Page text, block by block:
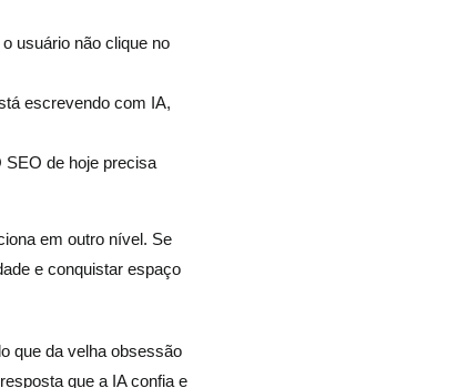
usuário não clique no
escrevendo com IA,
SEO de hoje precisa
em outro nível. Se
e conquistar espaço
que da velha obsessão
que a IA confia e